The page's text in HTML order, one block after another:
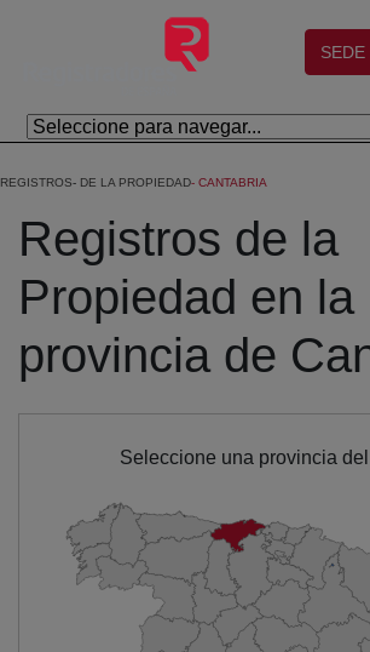
Skip to Main Content
(abre
REGISTROS DE LA PROPIEDAD CANTABRIA
Registros de la
Propiedad en la
provincia de
Seleccione una provincia